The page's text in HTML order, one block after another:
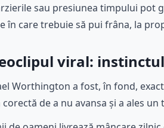
sau presiunea timpului pot
în care trebuie să pui frâna, la
viral:
Worthington a fost, în fond,
de a nu avansa și a ales